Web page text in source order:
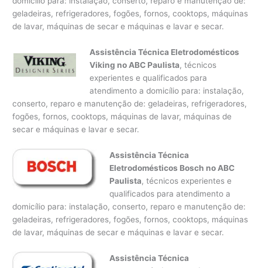
geladeiras, refrigeradores, fogões, fornos, cooktops, máquinas
de lavar, máquinas de secar e máquinas e lavar e secar.
Assistência Técnica Eletrodomésticos
Viking no ABC Paulista, técnicos
experientes e qualificados para
atendimento a domicílio para: instalação,
conserto, reparo e manutenção de: geladeiras, refrigeradores,
fogões, fornos, cooktops, máquinas de lavar, máquinas de
secar e máquinas e lavar e secar.
Assistência Técnica
Eletrodomésticos Bosch no ABC
Paulista, técnicos experientes e
qualificados para atendimento a
domicílio para: instalação, conserto, reparo e manutenção de:
geladeiras, refrigeradores, fogões, fornos, cooktops, máquinas
de lavar, máquinas de secar e máquinas e lavar e secar.
Assistência Técnica